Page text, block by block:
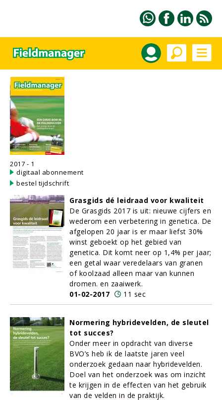
2017 - 1
digitaal abonnement
bestel tijdschrift
Grasgids dé leidraad voor kwaliteit
De Grasgids 2017 is uit: nieuwe cijfers en
wederom een verbetering in genetica. De
afgelopen 20 jaar is er maar liefst 30%
winst geboekt op het gebied van
genetica. Dit komt neer op 1,4% per jaar;
een getal waar veredelaars van granen
of koolzaad alleen maar van kunnen
dromen. en zaaiwerk.
01-02-2017
11 sec
Normering hybridevelden, de sleutel
tot succes?
Onder meer in opdracht van diverse
BVO’s heb ik de laatste jaren veel
onderzoek gedaan naar hybridevelden.
Doel van het onderzoek was om inzicht
te krijgen in de effecten van het gebruik
van de velden in de praktijk.